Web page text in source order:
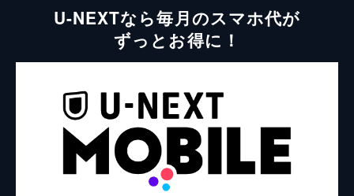
U-NEXTなら毎月のスマホ代が
ずっとお得に！